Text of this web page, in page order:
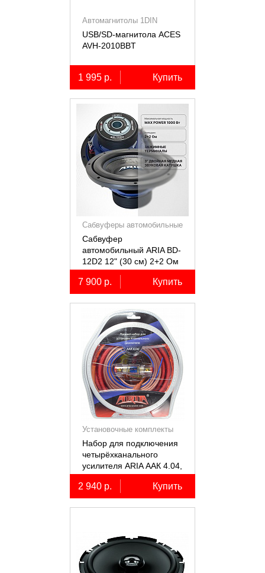
Автомагнитолы 1DIN
USB/SD-магнитола ACES
AVH-2010BBT
1 995 р. Купить
Сабвуферы автомобильные
Сабвуфер
автомобильный ARIA BD-
12D2 12" (30 см) 2+2 Ом
7 900 р. Купить
Установочные комплекты
(КИТы)
Набор для подключения
четырёхканального
усилителя ARIA ААК 4.04,
4AWG, miniANL 60А,
омедненный алюминий
(ССА)
2 940 р. Купить